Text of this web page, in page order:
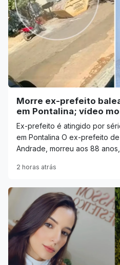
Morre ex-prefeito
em Pontalina; vídeo
Ex-prefeito é atingido por
em Pontalina O ex-prefeito
Andrade, morreu aos 88
2 horas atrás